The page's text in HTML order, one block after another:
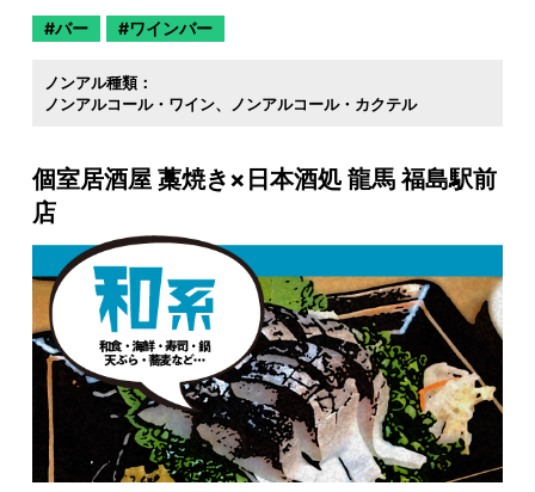
バー ワインバー
ノンアル種類：
ノンアルコール・ワイン
ノンアルコール・カクテル
個室居酒屋 藁焼き×日本酒処 龍馬 福島駅前
店